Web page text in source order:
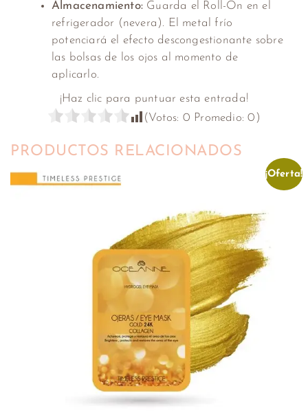
Almacenamiento: Guarda el Roll-On en el
refrigerador (nevera). El metal frío
potenciará el efecto descongestionante sobre
las bolsas de los ojos al momento de
aplicarlo.
¡Haz clic para puntuar esta entrada!
(Votos: 0 Promedio:0 )
PRODUCTOS RELACIONADOS
¡Oferta!